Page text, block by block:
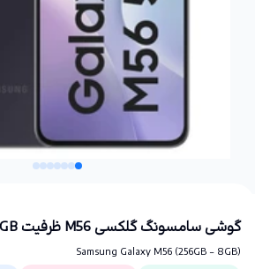
گوشی سامسونگ گلکسی M56 ظرفیت 256GB رم 8GB
Samsung Galaxy M56 (256GB - 8GB)